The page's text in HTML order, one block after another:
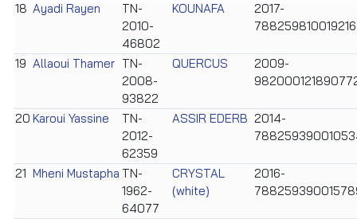
18 Ayadi Rayen
TN-
2010-
46802
KOUNAFA
2017-
788259810019216
19 Allaoui Thamer TN-
2008-
93822
QUERCUS
2009-
20 Karoui Yassine
TN-
2012-
62359
ASSIR EDERB 2014-
21 Mheni Mustapha TN-
1962-
64077
CRYSTAL
(white)
2016-